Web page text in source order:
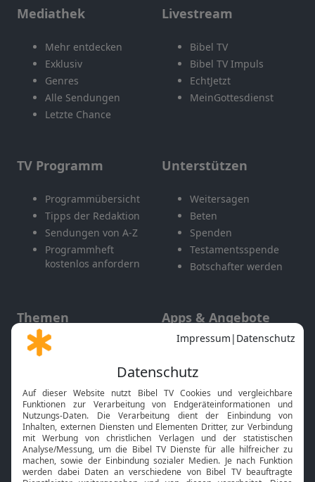
Mediathek
Mehr entdecken
Exklusiv
Genres
Alle Sendungen
Letzte Chance
Livestream
Bibel TV
Bibel TV Impuls
EchtJetzt
MeinGottesdienst
TV Programm
Programmübersicht
Tipps der Redaktion
Sendungen von A-Z
Programmheft
kostenlos anfordern
Unterstützen
Weitersagen
Beten
Spenden
Testamentsspende
Botschafter werden
Themen
Gott und Bibel erklärt
Neuigkeiten
Apps & Angebote
Mobile App
Smart TV
HbbTV
Bibelthek Online-Bibel
Nächster Gottesdienst